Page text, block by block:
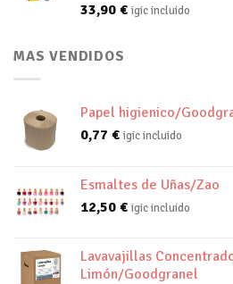
33,90 € igic incluido
MAS VENDIDOS
Papel higienico/
0,77 € igic incluido
Esmaltes de Uñas/Zao
12,50 € igic incluido
Lavavajillas
Limón/Goodgranel